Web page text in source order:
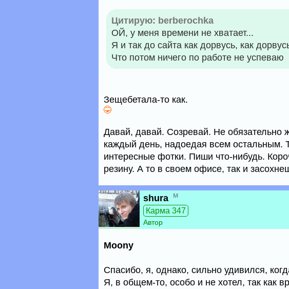
Цитирую: berberochka
ОЙ, у меня времени не хватает...
Я и так до сайта как дорвусь, как
Что потом ничего по работе не успеваю
Зещебетала-то как.
Давай, давай. Созревай. Не обязательно
каждый день, надоедая всем остальным.
интересные фотки. Пиши что-нибудь.
резину. А то в своем офисе, так и
shura м
Карма 347
Автор
Moony
Спасибо, я, однако, сильно удивился,
Я, в общем-то, особо и не хотел, так как